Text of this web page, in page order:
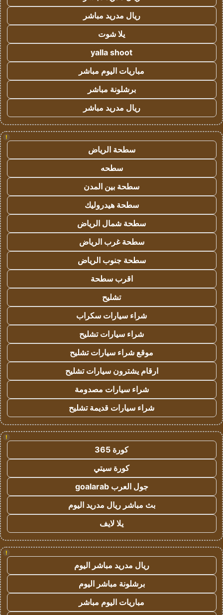
ريال مدريد مباشر
يلا شوت
yalla shoot
مباريات اليوم مباشر
برشلونة مباشر
ريال مدريد مباشر
!
سطحة الرياض
سطحه
سطحة بين المدن
سطحة هيدروليك
سطحة شمال الرياض
سطحة غرب الرياض
سطحة جنوب الرياض
اقرب سطحة
تشليح
شراء سيارات سكراب
شراء سيارات تشليح
موقع شراء سيارات تشليح
ارقام يشترون سيارات تشليح
شراء سيارات مصدومة
شراء سيارات قديمة تشليح
!
كورة 365
كورة سيتي
جول العرب goalarab
بث مباشر ريال مدريد اليوم
يلا لايف
!
ريال مدريد مباشر اليوم
برشلونة مباشر اليوم
مباريات اليوم مباشر